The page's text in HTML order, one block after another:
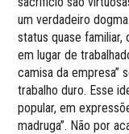
um verdadeiro
status quase
em lugar de
camisa da empresa”
trabalho duro. Esse
popular, em
madruga”. Não por